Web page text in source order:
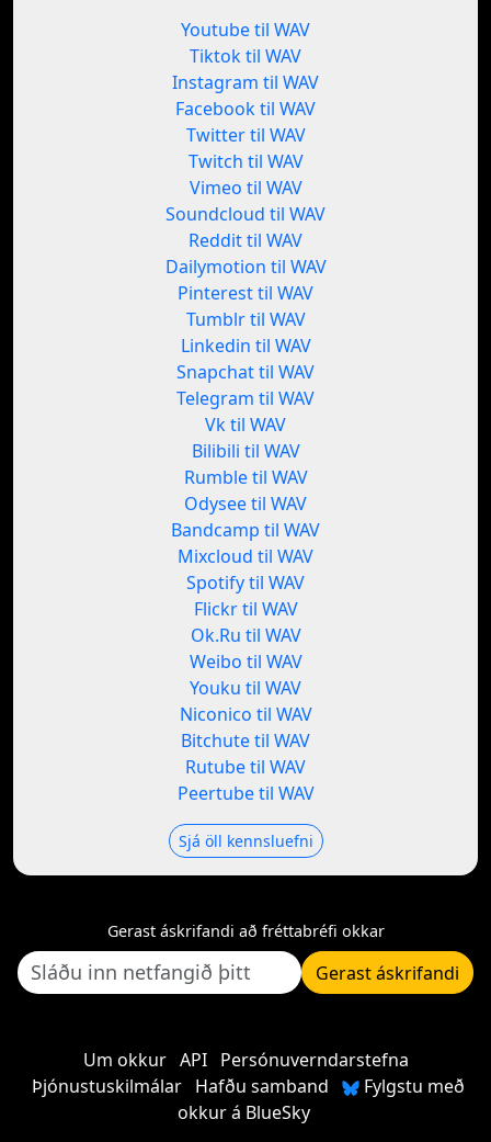
Youtube til WAV
Tiktok til WAV
Instagram til WAV
Facebook til WAV
Twitter til WAV
Twitch til WAV
Vimeo til WAV
Soundcloud til WAV
Reddit til WAV
Dailymotion til WAV
Pinterest til WAV
Tumblr til WAV
Linkedin til WAV
Snapchat til WAV
Telegram til WAV
Vk til WAV
Bilibili til WAV
Rumble til WAV
Odysee til WAV
Bandcamp til WAV
Mixcloud til WAV
Spotify til WAV
Flickr til WAV
Ok.Ru til WAV
Weibo til WAV
Youku til WAV
Niconico til WAV
Bitchute til WAV
Rutube til WAV
Peertube til WAV
Sjá öll kennsluefni
Gerast áskrifandi að fréttabréfi okkar
Gerast áskrifandi
Um okkur API
Persónuverndarstefna
Þjónustuskilmálar
Hafðu samband
Fylgstu með
okkur á BlueSky